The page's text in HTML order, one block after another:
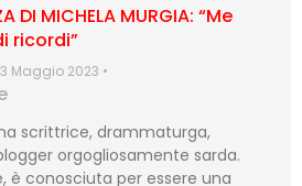
DI MICHELA MURGIA: “Me
ricordi”
Maggio 2023 •
scrittrice, drammaturga,
orgogliosamente sarda.
è conosciuta per essere una